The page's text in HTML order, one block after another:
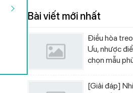
Bài viết mới nhất
Điều hòa
Ưu, nhược
chọn mẫu
[Giải đáp]